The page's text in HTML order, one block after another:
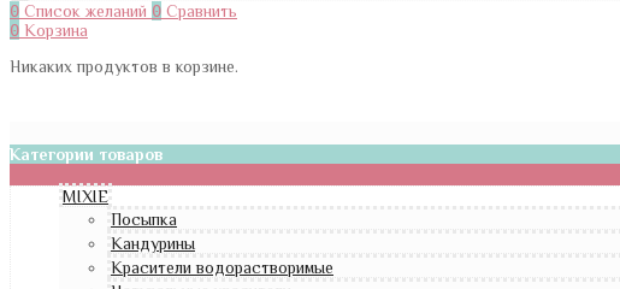
0 Список желаний 0 Сравнить
0 Корзина
Никаких продуктов в корзине.
Категории товаров
MIXIE
Посыпка
Кандурины
Красители водорастворимые